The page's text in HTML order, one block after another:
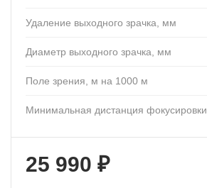
Удаление выходного зрачка, мм
Диаметр выходного зрачка, мм
Поле зрения, м на 1000 м
Минимальная дистанция
25 990 ₽